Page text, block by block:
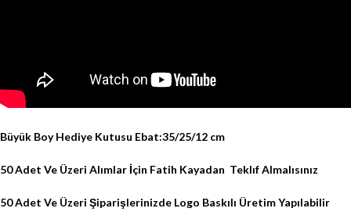
Büyük Boy Hediye Kutusu Ebat:35/25/12 cm
50 Adet Ve Üzeri Alımlar İçin Fatih Kayadan Teklıf Almalısınız
50 Adet Ve Üzeri Şiparişlerinizde Logo Baskılı Üretim Yapılabilir